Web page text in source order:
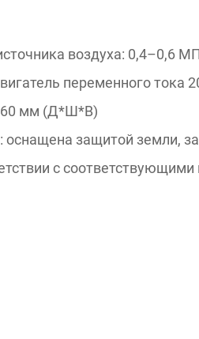
воздуха: 0,4–0,6
переменного тока
мм (Д*Ш*В)
оснащена защитой земли,
с